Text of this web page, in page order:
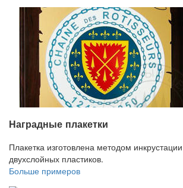
Наградные плакетки
Плакетка изготовлена методом
двухслойных пластиков.
Больше примеров